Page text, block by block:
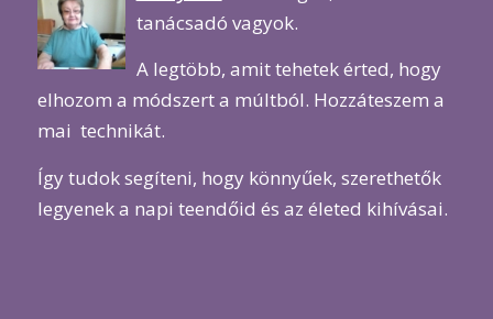
tanácsadó vagyok.
A legtöbb, amit tehetek érted, hogy
elhozom a módszert a múltból. Hozzáteszem a
mai technikát.
Így tudok segíteni, hogy könnyűek, szerethetők
legyenek a napi teendőid és az életed kihívásai.